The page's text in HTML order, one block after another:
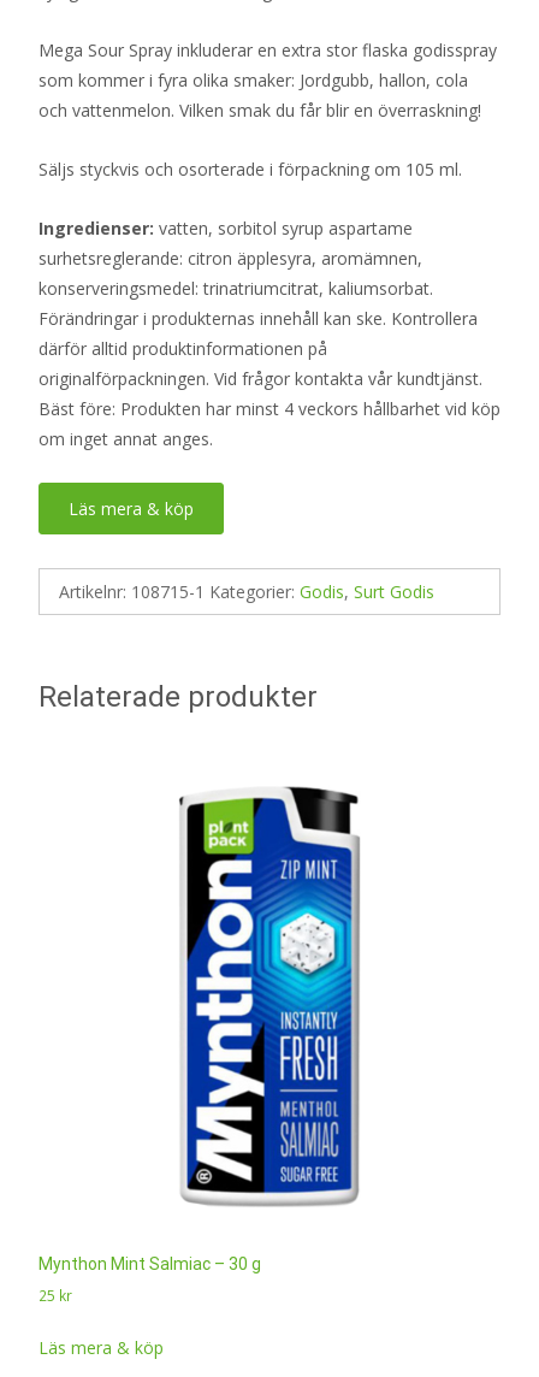
Mega Sour Spray inkluderar en extra stor flaska godisspray
som kommer i fyra olika smaker: Jordgubb, hallon, cola
och vattenmelon. Vilken smak du får blir en överraskning!
Säljs styckvis och osorterade i förpackning om 105 ml.
Ingredienser: vatten, sorbitol syrup aspartame
surhetsreglerande: citron äpplesyra, aromämnen,
konserveringsmedel: trinatriumcitrat, kaliumsorbat.
Förändringar i produkternas innehåll kan ske. Kontrollera
därför alltid produktinformationen på
originalförpackningen. Vid frågor kontakta vår kundtjänst.
Bäst före: Produkten har minst 4 veckors hållbarhet vid köp
om inget annat anges.
Läs mera & köp
Artikelnr: 108715-1 Kategorier: Godis, Surt Godis
Relaterade produkter
Mynthon Mint Salmiac – 30 g
25 kr
Läs mera & köp